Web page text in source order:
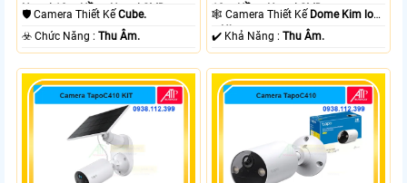
Ngoại 10m Hồng Ngoại SMD.
🛡 Camera Thiết KếCube.
️☣️ Chức Năng :Thu Âm.
10m Hồng Ngoại SMD.
🕸️ Camera Thiết Kế Dome Kim loại
+ Nhựa.
️✔️ Khả Năng :Thu Âm.